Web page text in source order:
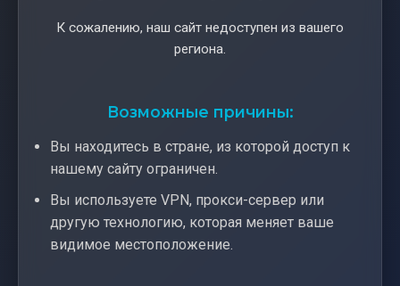
К сожалению, наш сайт недоступен из вашего
региона.
Возможные причины:
Вы находитесь в стране, из которой доступ к
нашему сайту ограничен.
Вы используете VPN, прокси-сервер или
другую технологию, которая меняет ваше
видимое местоположение.